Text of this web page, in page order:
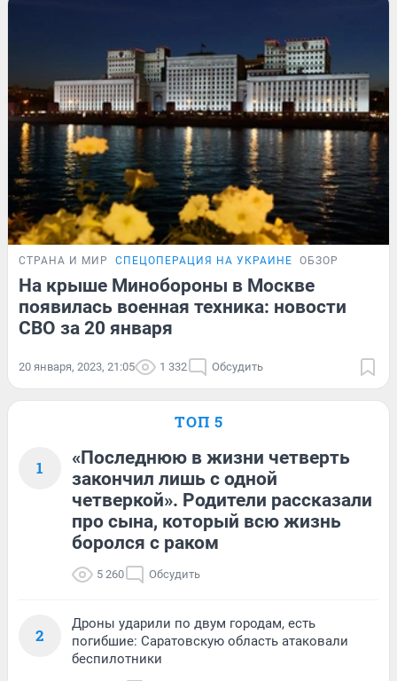
СТРАНА И МИР СПЕЦОПЕРАЦИЯ НА УКРАИНЕ ОБЗОР
На крыше Минобороны в Москве
появилась военная техника: новости
СВО за 20 января
20 января, 2023, 21:05 1 332 Обсудить
ТОП 5
1
«Последнюю в жизни четверть
закончил лишь с одной
четверкой». Родители рассказали
про сына, который всю жизнь
боролся с раком
5 260 Обсудить
2
Дроны ударили по двум городам, есть
погибшие: Саратовскую область атаковали
беспилотники